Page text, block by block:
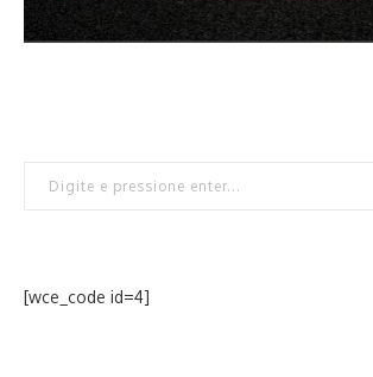
[wce_code id=4]